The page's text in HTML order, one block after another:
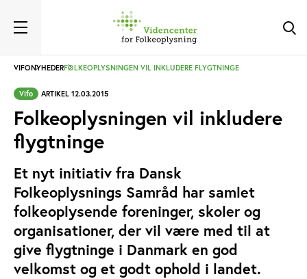
VIFONYHEDERFOLKEOPLYSNINGEN VIL INKLUDERE FLYGTNINGE
Vifo ARTIKEL 12.03.2015
Folkeoplysningen vil inkludere
flygtninge
Et nyt initiativ fra Dansk
Folkeoplysnings Samråd har samlet
folkeoplysende foreninger, skoler og
organisationer, der vil være med til at
give flygtninge i Danmark en god
velkomst og et godt ophold i landet.